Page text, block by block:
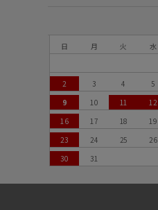
日
月 火 水
2
3 4 5
9
10 11 12
16
17 18 19
23
24 25 26
30
31